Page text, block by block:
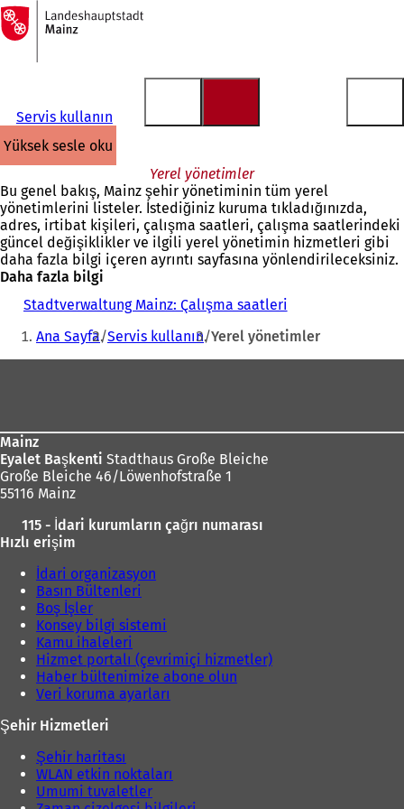
İçeriğe atla
Ana
sayfaya
Servis kullanın
yüksek sesle oku
Yerel yönetimler
Bu genel bakış, Mainz şehir yönetiminin tüm yerel
yönetimlerini listeler. İstediğiniz kuruma tıkladığınızda,
adres, irtibat kişileri, çalışma saatleri, çalışma saatlerindeki
güncel değişiklikler ve ilgili yerel yönetimin hizmetleri gibi
daha fazla bilgi içeren ayrıntı sayfasına yönlendirileceksiniz.
Daha fazla bilgi
Stadtverwaltung Mainz: Çalışma saatleri
Buradasınız:
Ana Sayfa Servis kullanın Yerel yönetimler
Mainz
Eyalet Başkenti Stadthaus Große Bleiche
Große Bleiche 46/Löwenhofstraße 1
55116 Mainz
115 - İdari kurumların çağrı numarası
Hızlı erişim
İdari organizasyon
Basın Bültenleri
Boş İşler
Konsey bilgi sistemi
Kamu ihaleleri
Hizmet portalı (çevrimiçi hizmetler)
Haber bültenimize abone olun
Veri koruma ayarları
Şehir Hizmetleri
Şehir haritası
WLAN etkin noktaları
Umumi tuvaletler